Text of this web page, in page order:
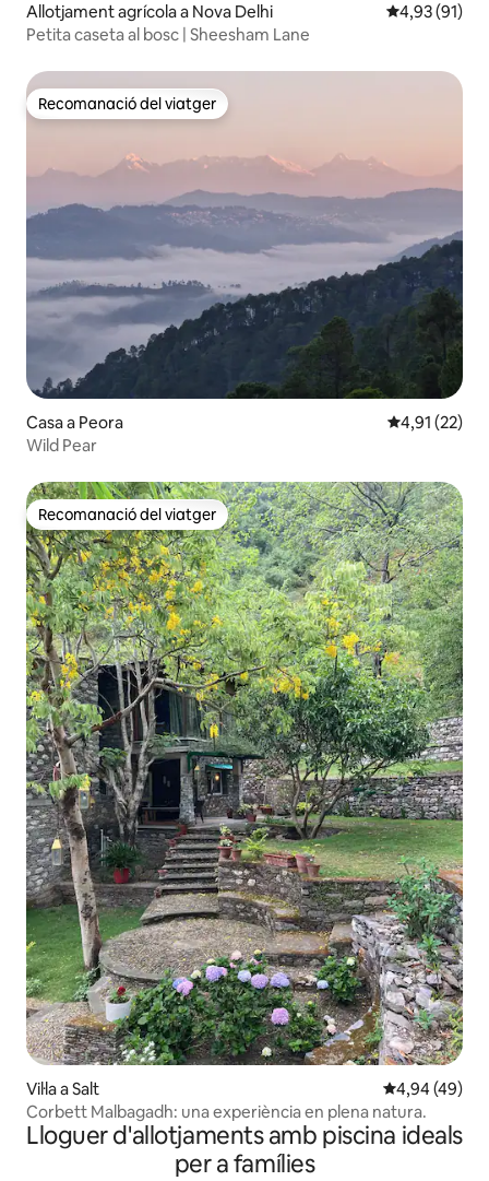
Allotjament agrícola a Nova Delhi 4,93 de
4,93 (91)
Petita caseta al bosc | Sheesham Lane
Recomanació del viatger
Recomanació del viatger
Casa a Peora 4,91 de
4,91 (22)
Wild Pear
Recomanació del viatger
Recomanació del viatger
Vil·la a Salt 4,94 de
4,94 (49)
Corbett Malbagadh: una experiència en plena natura.
Lloguer d'allotjaments amb piscina ideals
per a famílies